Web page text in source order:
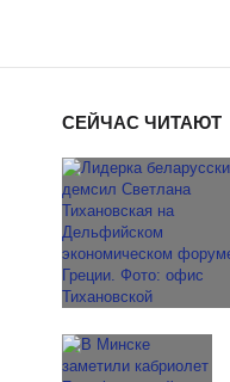
СЕЙЧАС ЧИТАЮТ